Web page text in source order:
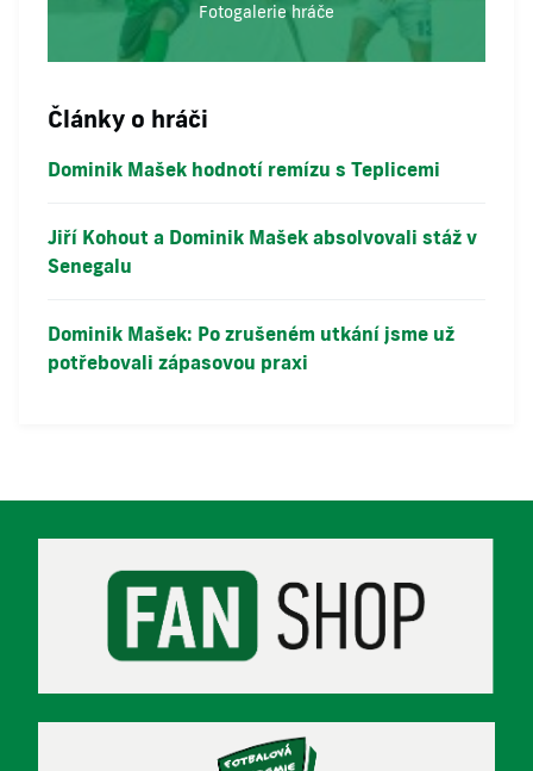
Fotogalerie hráče
Články o hráči
Dominik Mašek hodnotí remízu s Teplicemi
Jiří Kohout a Dominik Mašek absolvovali stáž v
Senegalu
Dominik Mašek: Po zrušeném utkání jsme už
potřebovali zápasovou praxi